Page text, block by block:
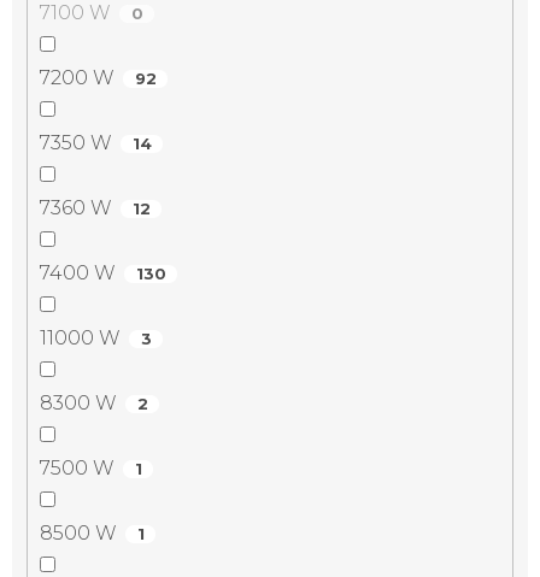
7100 W 0
7200 W 92
7350 W 14
7360 W 12
7400 W 130
11000 W 3
8300 W 2
7500 W 1
8500 W 1